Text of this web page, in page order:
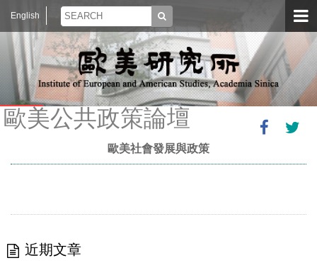
English
歐美公共政策論壇
歐美社會發展與政策
近期文章